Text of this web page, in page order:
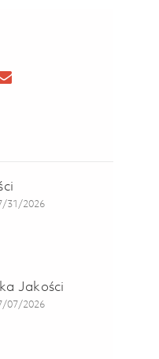
twitter
Share via email
Date
31/2026
01851308
Jakości
Date
07/2026
Jakości 01852014